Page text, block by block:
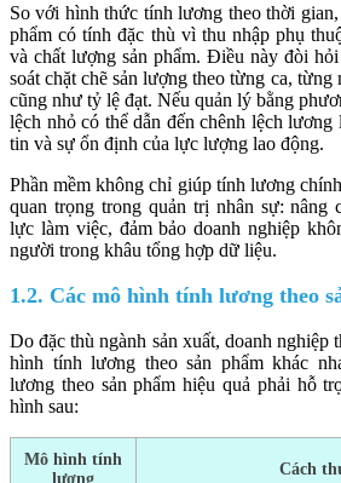
So với hình thức tính lương theo thời
phẩm có tính đặc thù vì thu nhập phụ
và chất lượng sản phẩm. Điều này đòi
soát chặt chẽ sản lượng theo từng ca, từng
cũng như tỷ lệ đạt. Nếu quản lý bằng
lệch nhỏ có thể dẫn đến chênh lệch
tin và sự ổn định của lực lượng lao động.
Phần mềm không chỉ giúp tính lương
quan trọng trong quản trị nhân sự: nâng
lực làm việc, đảm bảo doanh nghiệp
người trong khâu tổng hợp dữ liệu.
1.2. Các mô hình tính lương theo
Do đặc thù ngành sản xuất, doanh nghiệp
hình tính lương theo sản phẩm khác
lương theo sản phẩm hiệu quả phải hỗ
hình sau:
Mô hình tính
lương
Cách